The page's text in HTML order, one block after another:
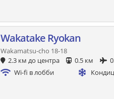
Wakatake Ryokan
Wakamatsu-cho 18-18
2.3 км до центра
0.5 км
Wi-fi в лобби